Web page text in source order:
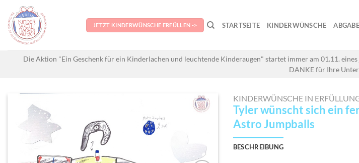
content
JETZT KINDERWÜNSCHE ERFÜLLEN -> STARTSEITE KINDERWÜNSCHE
Die Aktion "Ein Geschenk für ein Kinderlachen und leuchtende Kinderaugen" startet immer am 01.11.
DANKE für Ihre
KINDERWÜNSCHE IN
Tyler wünscht sich ein
Astro Jumpballs
BESCHREIBUNG